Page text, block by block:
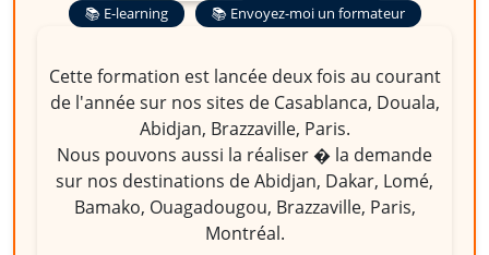
📚 E-learning
📚 Envoyez-moi un formateur
Cette formation est lancée deux fois au courant
de l'année sur nos sites de Casablanca, Douala,
Abidjan, Brazzaville, Paris.
Nous pouvons aussi la réaliser � la demande
sur nos destinations de Abidjan, Dakar, Lomé,
Bamako, Ouagadougou, Brazzaville, Paris,
Montréal.